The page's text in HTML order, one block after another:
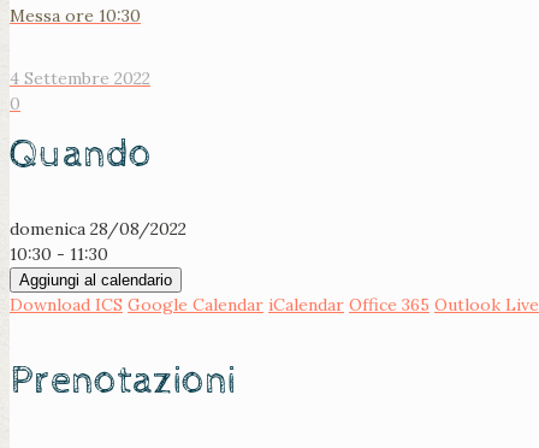
Messa ore 10:30
4 Settembre 2022
0
Quando
domenica 28/08/2022
10:30 - 11:30
Aggiungi al calendario
Download ICS Google Calendar iCalendar Office 365 Outlook Live
Prenotazioni